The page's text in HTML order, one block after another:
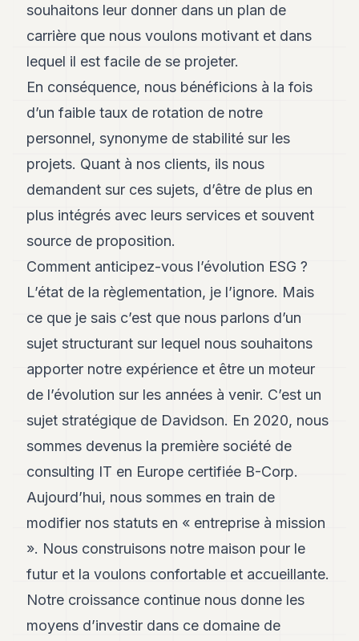
souhaitons leur donner dans un plan de
carrière que nous voulons motivant et dans
lequel il est facile de se projeter.
En conséquence, nous bénéficions à la fois
d’un faible taux de rotation de notre
personnel, synonyme de stabilité sur les
projets. Quant à nos clients, ils nous
demandent sur ces sujets, d’être de plus en
plus intégrés avec leurs services et souvent
source de proposition.
Comment anticipez-vous l’évolution ESG ?
L’état de la règlementation, je l’ignore. Mais
ce que je sais c’est que nous parlons d’un
sujet structurant sur lequel nous souhaitons
apporter notre expérience et être un moteur
de l’évolution sur les années à venir. C’est un
sujet stratégique de Davidson. En 2020, nous
sommes devenus la première société de
consulting IT en Europe certifiée B-Corp.
Aujourd’hui, nous sommes en train de
modifier nos statuts en « entreprise à mission
». Nous construisons notre maison pour le
futur et la voulons confortable et accueillante.
Notre croissance continue nous donne les
moyens d’investir dans ce domaine de